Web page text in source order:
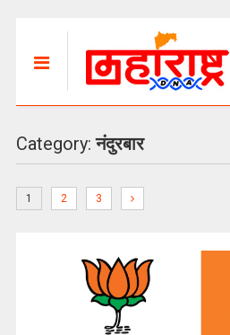
Category:नंदुरबार
1 2 3